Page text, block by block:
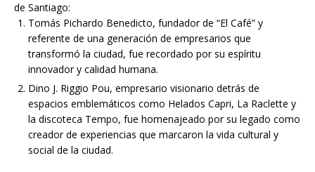
de Santiago:
Tomás Pichardo Benedicto, fundador de “El Café” y
referente de una generación de empresarios que
transformó la ciudad, fue recordado por su espíritu
innovador y calidad humana.
Dino J. Riggio Pou, empresario visionario detrás de
espacios emblemáticos como Helados Capri, La Raclette y
la discoteca Tempo, fue homenajeado por su legado como
creador de experiencias que marcaron la vida cultural y
social de la ciudad.